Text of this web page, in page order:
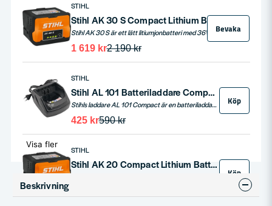
STIHL
Stihl AK 30 S Compact Lithium Batteri 36V 5,0ah
2 190 kr
1 619 kr
Bevaka
STIHL
Stihl AL 101 Batteriladdare Compact för AK & AP-batterier
Stihls laddare AL 101 Compact är en batteriladdare med laddindikator. Stihls laddare AL 101 kan enkelt fästas på vägen vid behov. Passar till samtliga Stihl & Vikingprodukter i 36V-segmentet. Se laddtider för respektiva Stihl batteri nedan.
590 kr
425 kr
Köp
STIHL
Stihl AK 20 Compact Lithium Batteri 36V 4,0ah
Köp
Visa fler
Beskrivning